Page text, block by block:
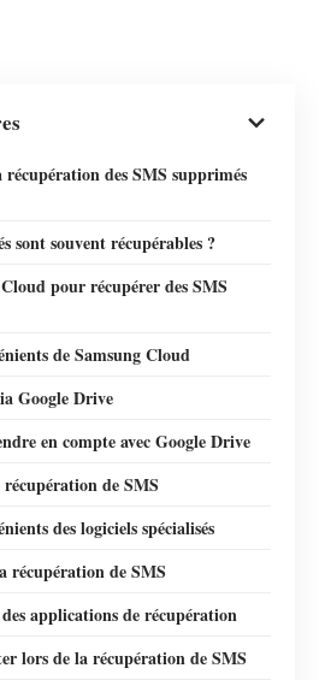
des SMS supprimés
sont souvent récupérables ?
pour récupérer des SMS
de Samsung Cloud
Google Drive
en compte avec Google Drive
de SMS
des logiciels spécialisés
récupération de SMS
applications de récupération
lors de la récupération de SMS